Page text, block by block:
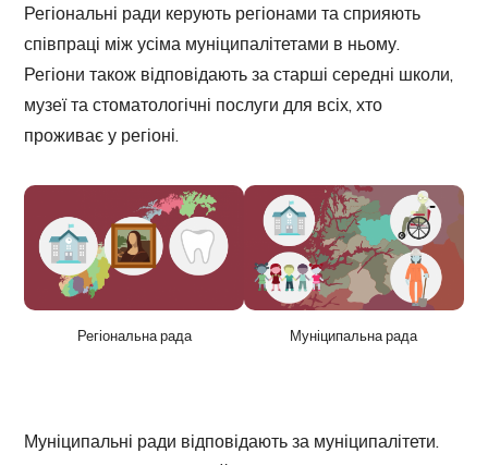
Регіональні ради керують регіонами та сприяють
співпраці між усіма муніципалітетами в ньому.
Регіони також відповідають за старші середні школи,
музеї та стоматологічні послуги для всіх, хто
проживає у регіоні.
Регіональна рада Муніципальна рада
Муніципальні ради відповідають за муніципалітети.